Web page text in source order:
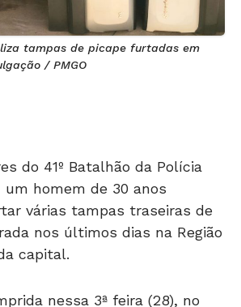
tampas de picape furtadas em
/ PMGO
homem de 30 anos
várias tampas traseiras de
nos últimos dias na Região
capital.
em Goiânia.